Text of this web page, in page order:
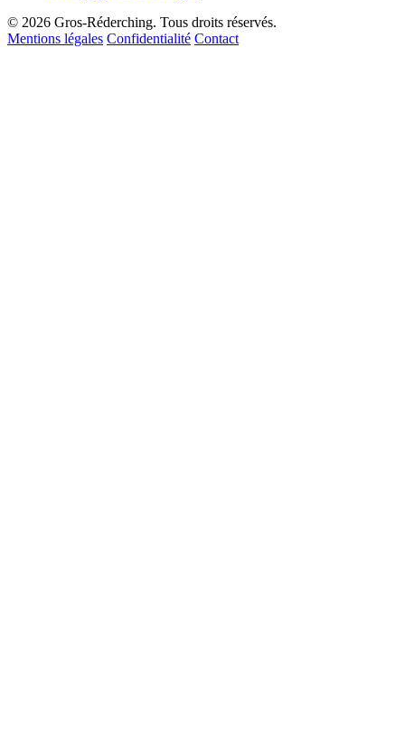
© 2026 Gros-Réderching. Tous droits réservés.
Mentions légales Confidentialité Contact